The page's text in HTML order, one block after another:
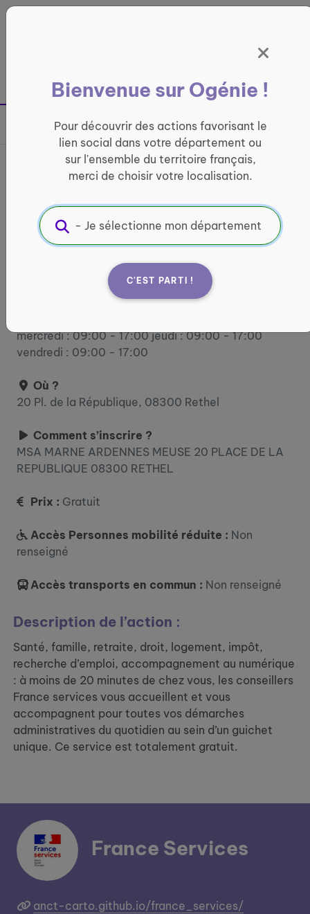
France entière
Bienvenue sur Ogénie !
Pour découvrir des actions favorisant le
lien social dans votre département ou
sur l'ensemble du territoire français,
merci de choisir votre localisation.
C'EST PARTI !
Partager sur
France services MSA
Marne-Ardennes-Meuse
INFORMATIQUE ET ACCÈS AUX DROITS
Informations pratiques :
mercredi : 09:00 - 17:00 jeudi : 09:00 - 17:00
vendredi : 09:00 - 17:00
Où ?
20 Pl. de la République, 08300 Rethel
Comment s’inscrire ?
MSA MARNE ARDENNES MEUSE 20 PLACE DE LA
REPUBLIQUE 08300 RETHEL
Prix : Gratuit
Accès Personnes mobilité réduite : Non
renseigné
Accès transports en commun : Non renseigné
Description de l’action :
Santé, famille, retraite, droit, logement, impôt,
recherche d’emploi, accompagnement au numérique
: à moins de 20 minutes de chez vous, les conseillers
France services vous accueillent et vous
accompagnent pour toutes vos démarches
administratives du quotidien au sein d’un guichet
unique. Ce service est totalement gratuit.
France Services
anct-carto.github.io/france_services/
Panneau de gestion des cookies